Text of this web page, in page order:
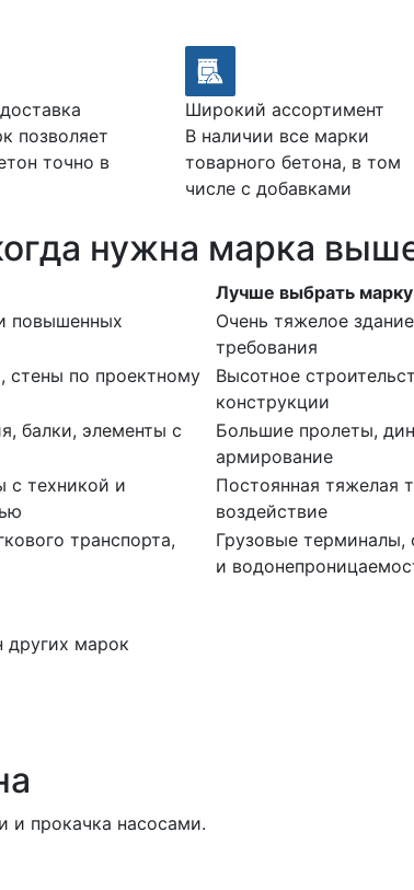
позволяет
точно в
Широкий ассортимент
В наличии все марки
товарного бетона, в том
числе с добавками
нужна марка
Лучше выбрать
повышенных
Очень тяжелое
требования
стены по проектному
Высотное
конструкции
балки, элементы с
Большие пролеты,
армирование
с техникой и
Постоянная тяжелая
воздействие
транспорта,
Грузовые терминалы,
и
марок
и прокачка насосами.